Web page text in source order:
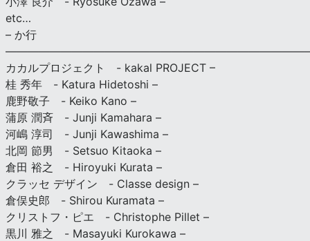
etc…
– か行
カカルプロジェクト - kakal PROJECT –
桂 秀年 - Katura Hidetoshi –
鹿野敬子 - Keiko Kano –
蒲原 潤斉 - Junji Kamahara –
河嶋 淳司 - Junji Kawashima –
北岡 節男 - Setsuo Kitaoka –
倉田 裕之 - Hiroyuki Kurata –
クラッセ デザイン - Classe design –
倉俣史郎 - Shirou Kuramata –
クリストフ・ピエ - Christophe Pillet –
黒川 雅之 - Masayuki Kurokawa –